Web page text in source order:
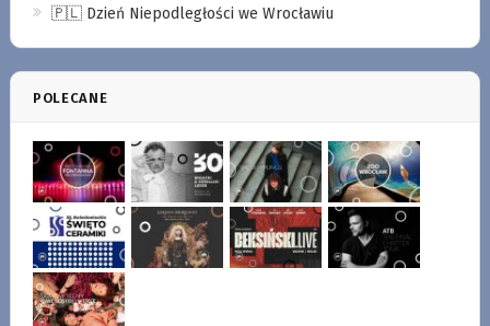
🇵🇱 Dzień Niepodległości we Wrocławiu
POLECANE